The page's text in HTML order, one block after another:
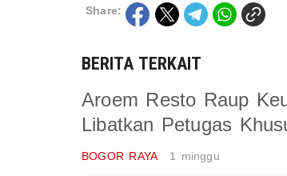
Share:
BERITA TERKAIT
Aroem Resto Raup
Libatkan Petugas
BOGOR RAYA 1 minggu